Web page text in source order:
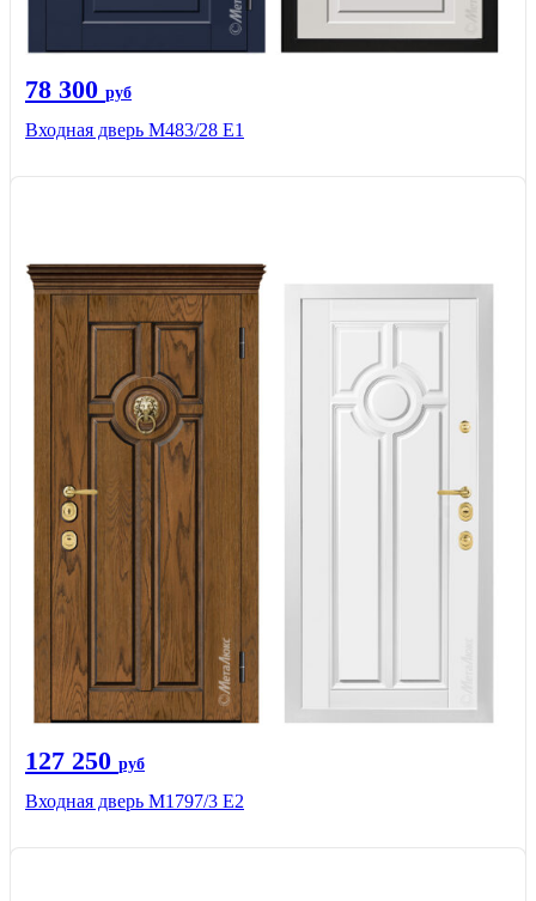
78 300 руб
Входная дверь М483/28 Е1
127 250 руб
Входная дверь М1797/3 Е2